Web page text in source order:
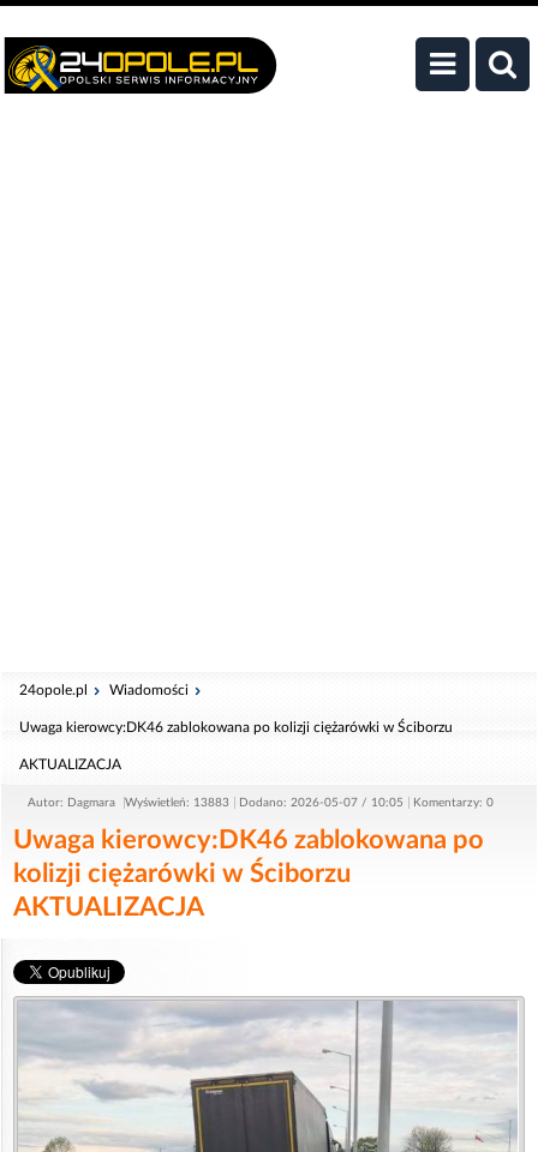
24opole.pl Wiadomości
Uwaga kierowcy:DK46 zablokowana po kolizji ciężarówki w Ściborzu
AKTUALIZACJA
Autor: Dagmara Wyświetleń: 13883 Dodano: 2026-05-07 / 10:05 Komentarzy: 0
Uwaga kierowcy:DK46 zablokowana po
kolizji ciężarówki w Ściborzu
AKTUALIZACJA